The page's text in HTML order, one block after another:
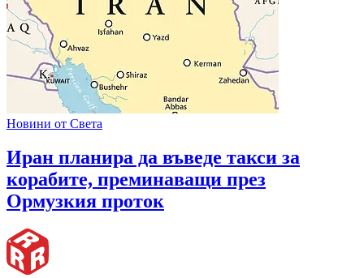
Новини от Света
Иран планира да въведе такси за
корабите, преминаващи през
Ормузкия проток